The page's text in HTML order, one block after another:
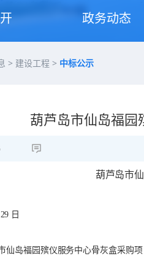
政务动态
> 建设工程 > 中标公示
葫芦岛市仙岛福
葫芦岛市
29 日
仙岛福园殡仪服务中心骨灰盒采购